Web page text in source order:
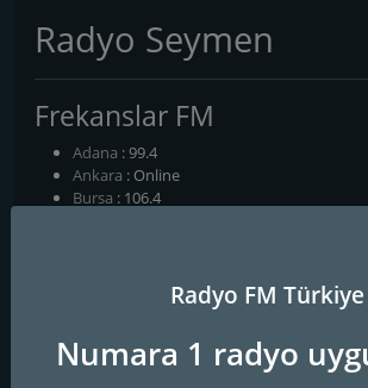
Radyo Seymen
Frekanslar FM
Adana : 99.4
Ankara : Online
Bursa : 106.4
İletişim Bilgileri
Web Sitesi:http://www.radyoseymen.com.tr
Radyo FM Türkiye
Numara 1 radyo